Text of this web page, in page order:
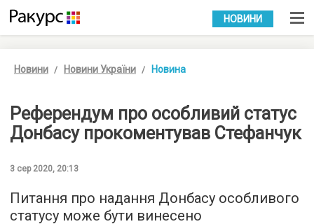
УКР РУС
НОВИНИ
Новини Новини України Новина
Референдум про особливий статус
Донбасу прокоментував Стефанчук
3 сер 2020, 20:13
Питання про надання Донбасу особливого
статусу може бути винесено